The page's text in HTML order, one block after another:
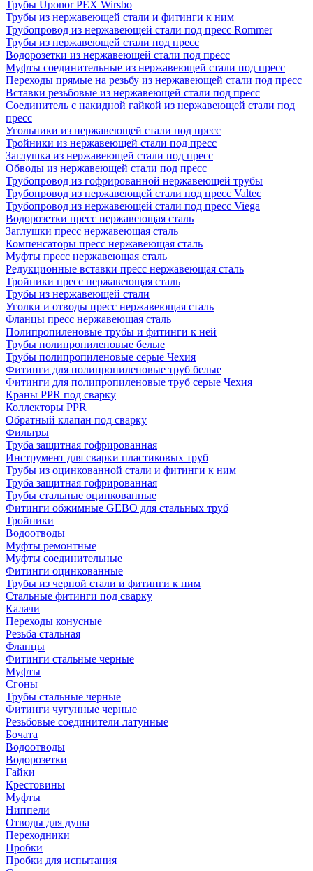
Трубы Uponor PEX Wirsbo
Трубы из нержавеющей стали и фитинги к ним
Трубопровод из нержавеющей стали под пресс Rommer
Трубы из нержавеющей стали под пресс
Водорозетки из нержавеющей стали под пресс
Муфты соединительные из нержавеющей стали под пресс
Переходы прямые на резьбу из нержавеющей стали под пресс
Вставки резьбовые из нержавеющей стали под пресс
Соединитель с накидной гайкой из нержавеющей стали под
пресс
Угольники из нержавеющей стали под пресс
Тройники из нержавеющей стали под пресс
Заглушка из нержавеющей стали под пресс
Обводы из нержавеющей стали под пресс
Трубопровод из гофрированной нержавеющей трубы
Трубопровод из нержавеющей стали под пресс Valtec
Трубопровод из нержавеющей стали под пресс Viega
Водорозетки пресс нержавеющая сталь
Заглушки пресс нержавеющая сталь
Компенсаторы пресс нержавеющая сталь
Муфты пресс нержавеющая сталь
Редукционные вставки пресс нержавеющая сталь
Тройники пресс нержавеющая сталь
Трубы из нержавеющей стали
Уголки и отводы пресс нержавеющая сталь
Фланцы пресс нержавеющая сталь
Полипропиленовые трубы и фитинги к ней
Трубы полипропиленовые белые
Трубы полипропиленовые серые Чехия
Фитинги для полипропиленовые труб белые
Фитинги для полипропиленовые труб серые Чехия
Краны PPR под сварку
Коллекторы PPR
Обратный клапан под сварку
Фильтры
Труба защитная гофрированная
Инструмент для сварки пластиковых труб
Трубы из оцинкованной стали и фитинги к ним
Труба защитная гофрированная
Трубы стальные оцинкованные
Фитинги обжимные GEBO для стальных труб
Тройники
Водоотводы
Муфты ремонтные
Муфты соединительные
Фитинги оцинкованные
Трубы из черной стали и фитинги к ним
Стальные фитинги под сварку
Калачи
Переходы конусные
Резьба стальная
Фланцы
Фитинги стальные черные
Муфты
Сгоны
Трубы стальные черные
Фитинги чугунные черные
Резьбовые соединители латунные
Бочата
Водоотводы
Водорозетки
Гайки
Крестовины
Муфты
Ниппели
Отводы для душа
Переходники
Пробки
Пробки для испытания